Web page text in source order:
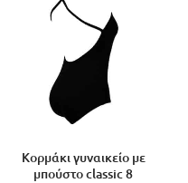
Κορμάκι γυναικείο με
μπούστο classic 8